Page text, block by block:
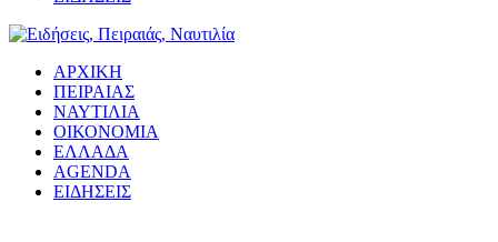
ΑΡΧΙΚΗ
ΠΕΙΡΑΙΑΣ
ΝΑΥΤΙΛΙΑ
ΟΙΚΟΝΟΜΙΑ
ΕΛΛΑΔΑ
AGENDA
ΕΙΔΗΣΕΙΣ